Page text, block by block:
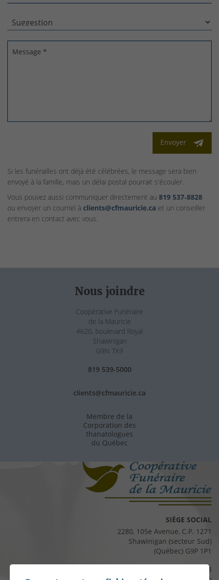
Message *
Envoyer
Si les funérailles ont déjà été célébrées, le message sera bien
envoyé à la famille, mais un délai postal pourrait s'écouler.
Vous pouvez aussi communiquer directement au 819 537‑8828
ou envoyer un courriel à clients@cfmauricie.ca et un conseiller
entrera en contact avec vous.
Nous joindre
Coopérative Funéraire
de la Mauricie
4620, boulevard Royal
Shawinigan
G9N 7X9
819 539-5000
clients@cfmauricie.ca
Membre de la
Corporation des
thanatologues
du Québec
SIÈGE SOCIAL
2280, 105e Avenue, C.P. 1271
Shawinigan (secteur Sud)
(Québec) G9P 1P1
819 537-8828